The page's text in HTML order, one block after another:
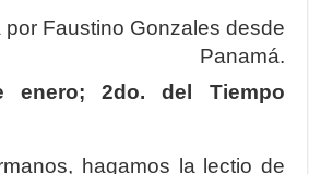
por Faustino Gonzales desde
Panamá.
enero; 2do. del Tiempo
hagamos la lectio de